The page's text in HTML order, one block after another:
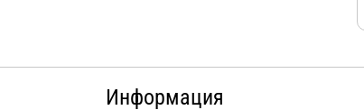
Информация